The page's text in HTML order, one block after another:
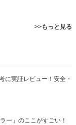
>>もっと見る
に実証レビュー！安全・
ー」のここがすごい！